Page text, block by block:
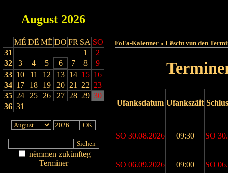
August 2026
MÉ DË MË DO FR SA SO
31
1
2
32
3 4 5 6 7 8
9
33 10 11 12 13 14 15 16
34 17 18 19 20 21 22 23
35 24 25 26 27 28 29 30
36 31
nëmmen zukünfteg
Terminer
FoFa-Kalenner » Lëscht vun den
Ufanksdatum Ufankszäit
SO 30.08.2026 09:30 SO
SO 06.09.2026 09:00 SO